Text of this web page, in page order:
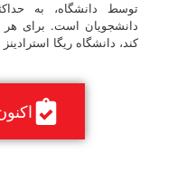
توسط دانشگاه، به
دانشجویان است. برای
کند، دانشگاه ریگا